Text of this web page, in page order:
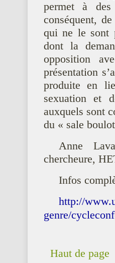
permet à
conséquent,
qui ne le sont
dont la
opposition
présentation
produite en
sexuation et
auxquels sont
du « sale
Anne
chercheure,
Infos
http://
genre/
Haut de page